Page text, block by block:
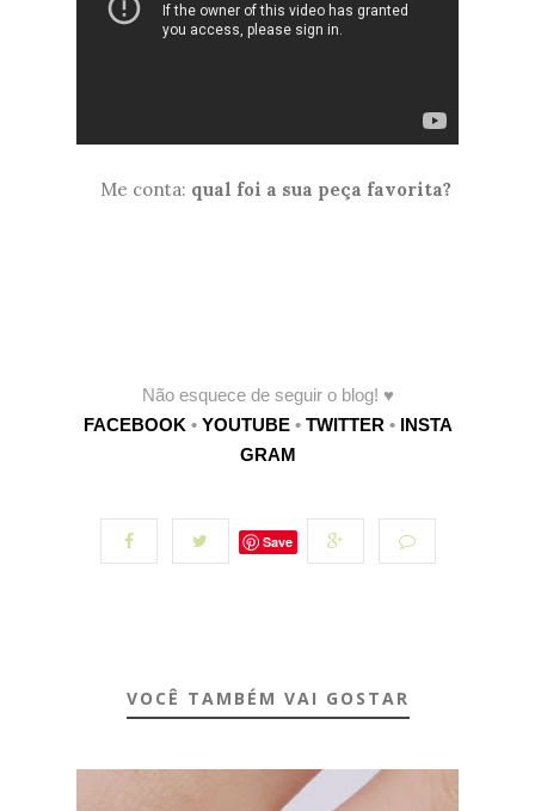
Me conta: qual foi a sua peça favorita?
Não esquece de seguir o blog! ♥
FACEBOOK • YOUTUBE • TWITTER • INSTA
GRAM
Save
VOCÊ TAMBÉM VAI GOSTAR